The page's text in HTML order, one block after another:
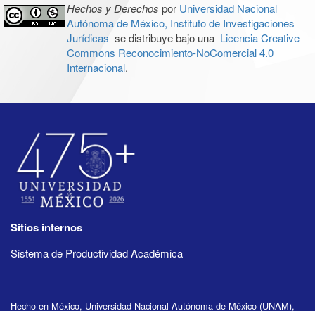
Hechos y Derechos por Universidad Nacional
Autónoma de México, Instituto de Investigaciones
Jurídicas se distribuye bajo una Licencia Creative
Commons Reconocimiento-NoComercial 4.0
Internacional.
Sitios internos
Sistema de Productividad Académica
Hecho en México, Universidad Nacional Autónoma de México (UNAM),